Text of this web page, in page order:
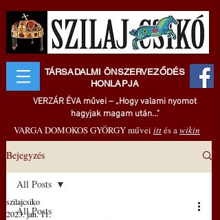
TÁRSADALMI ÖNSZERVEZŐDÉS
HONLAPJA
VERZÁR ÉVA művei – „Hogy valami nyomot
hagyjak magam után..."
VARGA DOMOKOS GYÖRGY művei ittés awikin
Bejegyzés
All Posts
All Posts
szilajcsiko
2023. jan. 11.